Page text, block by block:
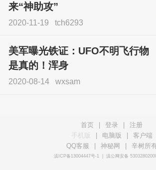
来“神助攻”
2020-11-19 tch6293
美军曝光铁证：UFO不明飞行物
是真的！浑身
2020-08-14 wxsam
首页 登录
注册
手机版
电脑版
客户端
QQ客服
神秘网 辛树所
滇ICP备13004447号-1 滇公网安备